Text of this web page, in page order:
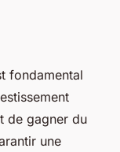
fondamental
de gagner du
une